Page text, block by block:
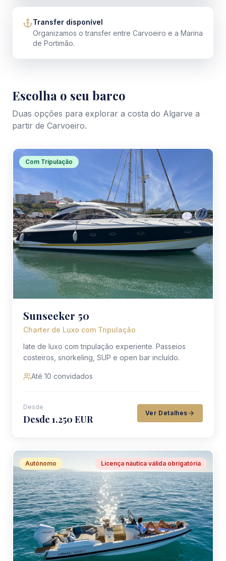
Transfer disponível
Organizamos o transfer entre Carvoeiro e a Marina
de Portimão.
Escolha o seu barco
Duas opções para explorar a costa do Algarve a
partir de Carvoeiro.
Com Tripulação
Sunseeker 50
Charter de Luxo com Tripulação
Iate de luxo com tripulação experiente. Passeios
costeiros, snorkeling, SUP e open bar incluído.
Até 10 convidados
Desde
Desde 1.250 EUR
Ver Detalhes
Autónomo Licença náutica válida obrigatória